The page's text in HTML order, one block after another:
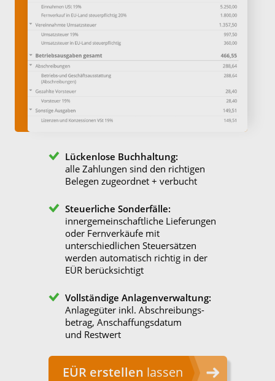
Lückenlose Buchhaltung:
alle Zahlungen sind den richtigen
Belegen zugeordnet + verbucht
Steuerliche Sonderfälle:
innergemeinschaftliche Lieferungen
oder Fernverkäufe mit
unterschiedlichen Steuersätzen
werden automatisch richtig in der
EÜR berücksichtigt
Vollständige Anlagenverwaltung:
Anlagegüter inkl. Abschreibungs-
betrag, Anschaffungsdatum
und Restwert
EÜR erstellen lassen